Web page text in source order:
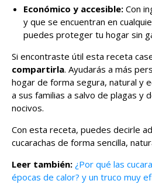
Económico y accesible: Con
y que se encuentran en
puedes proteger tu hogar sin
Si encontraste útil esta receta
compartirla. Ayudarás a más
hogar de forma segura, natural y
a sus familias a salvo de plagas y
nocivos.
Con esta receta, puedes decirle
cucarachas de forma sencilla,
Leer también: ¿Por qué las
épocas de calor? y un truco muy